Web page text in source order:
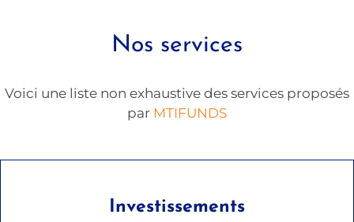
Nos services
Voici une liste non exhaustive des services proposés
par MTIFUNDS
Investissements